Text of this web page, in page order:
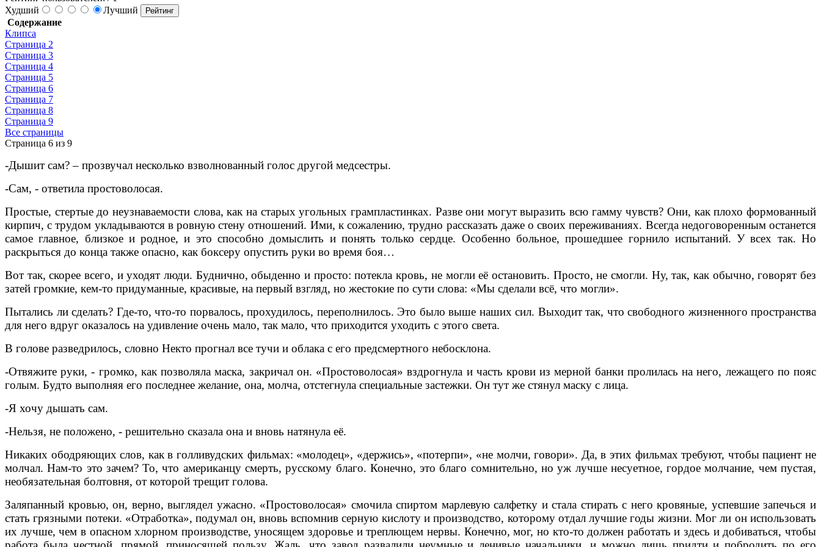
Худший
Лучший
Содержание
Клипса
Страница 2
Страница 3
Страница 4
Страница 5
Страница 6
Страница 7
Страница 8
Страница 9
Все страницы
Страница 6 из 9
-Дышит сам? – прозвучал несколько взволнованный голос другой медсестры.
-Сам, - ответила простоволосая.
Простые, стертые до неузнаваемости слова, как на старых угольных грампластинках. Разве они могут выразить всю гамму чувств? Они, как плохо формованный
кирпич, с трудом укладываются в ровную стену отношений. Ими, к сожалению, трудно рассказать даже о своих переживаниях. Всегда недоговоренным останется
самое главное, близкое и родное, и это способно домыслить и понять только сердце. Особенно больное, прошедшее горнило испытаний. У всех так. Но
раскрыться до конца также опасно, как боксеру опустить руки во время боя…
Вот так, скорее всего, и уходят люди. Буднично, обыденно и просто: потекла кровь, не могли её остановить. Просто, не смогли. Ну, так, как обычно, говорят без
затей громкие, кем-то придуманные, красивые, на первый взгляд, но жестокие по сути слова: «Мы сделали всё, что могли».
Пытались ли сделать? Где-то, что-то порвалось, прохудилось, переполнилось. Это было выше наших сил. Выходит так, что свободного жизненного пространства
для него вдруг оказалось на удивление очень мало, так мало, что приходится уходить с этого света.
В голове разведрилось, словно Некто прогнал все тучи и облака с его предсмертного небосклона.
-Отвяжите руки, - громко, как позволяла маска, закричал он. «Простоволосая» вздрогнула и часть крови из мерной банки пролилась на него, лежащего по пояс
голым. Будто выполняя его последнее желание, она, молча, отстегнула специальные застежки. Он тут же стянул маску с лица.
-Я хочу дышать сам.
-Нельзя, не положено, - решительно сказала она и вновь натянула её.
Никаких ободряющих слов, как в голливудских фильмах: «молодец», «держись», «потерпи», «не молчи, говори». Да, в этих фильмах требуют, чтобы пациент не
молчал. Нам-то это зачем? То, что американцу смерть, русскому благо. Конечно, это благо сомнительно, но уж лучше несуетное, гордое молчание, чем пустая,
необязательная болтовня, от которой трещит голова.
Заляпанный кровью, он, верно, выглядел ужасно. «Простоволосая» смочила спиртом марлевую салфетку и стала стирать с него кровяные, успевшие запечься и
стать грязными потеки. «Отработка», подумал он, вновь вспомнив серную кислоту и производство, которому отдал лучшие годы жизни. Мог ли он использовать
их лучше, чем в опасном хлорном производстве, уносящем здоровье и треплющем нервы. Конечно, мог, но кто-то должен работать и здесь и добиваться, чтобы